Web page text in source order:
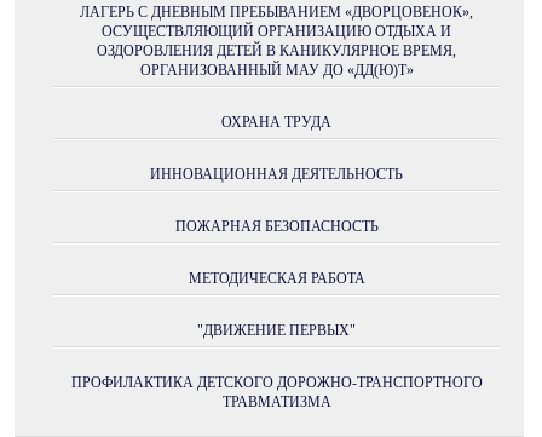
ЛАГЕРЬ С ДНЕВНЫМ ПРЕБЫВАНИЕМ «ДВОРЦОВЕНОК»,
ОСУЩЕСТВЛЯЮЩИЙ ОРГАНИЗАЦИЮ ОТДЫХА И
ОЗДОРОВЛЕНИЯ ДЕТЕЙ В КАНИКУЛЯРНОЕ ВРЕМЯ,
ОРГАНИЗОВАННЫЙ МАУ ДО «ДД(Ю)Т»
ОХРАНА ТРУДА
ИННОВАЦИОННАЯ ДЕЯТЕЛЬНОСТЬ
ПОЖАРНАЯ БЕЗОПАСНОСТЬ
МЕТОДИЧЕСКАЯ РАБОТА
"ДВИЖЕНИЕ ПЕРВЫХ"
ПРОФИЛАКТИКА ДЕТСКОГО ДОРОЖНО-ТРАНСПОРТНОГО
ТРАВМАТИЗМА